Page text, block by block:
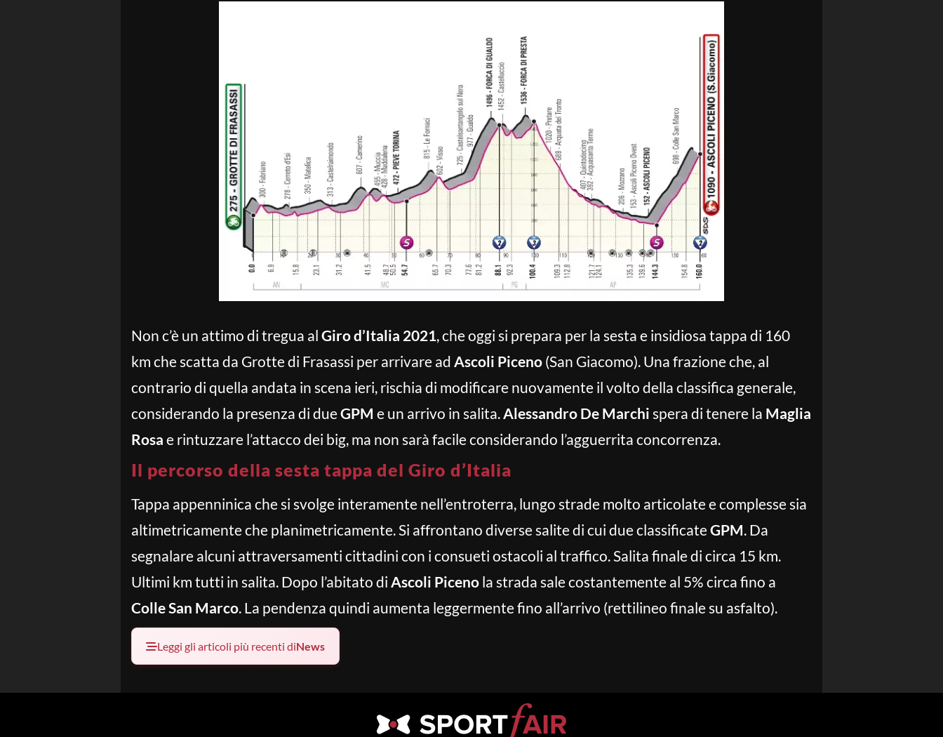
Non c’è un attimo di tregua al Giro d’Italia 2021, che oggi si prepara per la sesta e insidiosa tappa di 160
km che scatta da Grotte di Frasassi per arrivare ad Ascoli Piceno (San Giacomo). Una frazione che, al
contrario di quella andata in scena ieri, rischia di modificare nuovamente il volto della classifica generale,
considerando la presenza di dueGPM e un arrivo in salita.Alessandro De Marchi spera di tenere la Maglia
Rosa e rintuzzare l’attacco dei big, ma non sarà facile considerando l’agguerrita concorrenza.
Il percorso della sesta tappa del Giro d’Italia
Tappa appenninica che si svolge interamente nell’entroterra, lungo strade molto articolate e complesse sia
altimetricamente che planimetricamente. Si affrontano diverse salite di cui due classificateGPM. Da
segnalare alcuni attraversamenti cittadini con i consueti ostacoli al traffico. Salita finale di circa 15 km.
Ultimi km tutti in salita. Dopo l’abitato di Ascoli Piceno la strada sale costantemente al 5% circa fino a
Colle San Marco. La pendenza quindi aumenta leggermente fino all’arrivo (rettilineo finale su asfalto).
Leggi gli articoli più recenti diNews